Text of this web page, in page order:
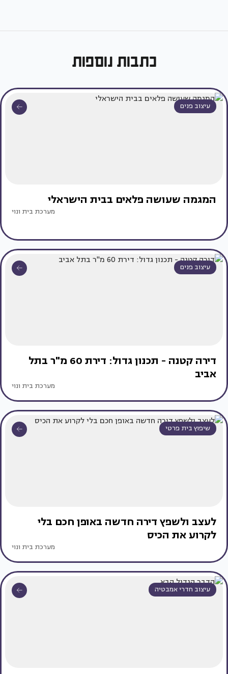
כתבות נוספות
עיצוב פנים
המגמה שעושה פלאים בבית הישראלי
מערכת בית ונוי
עיצוב פנים
דירה קטנה - תכנון גדול: דירת 60 מ"ר בתל
אביב
מערכת בית ונוי
שיפוץ בית פרטי
לעצב ולשפץ דירה חדשה באופן חכם בלי
לקרוע את הכיס
מערכת בית ונוי
עיצוב חדרי אמבטיה